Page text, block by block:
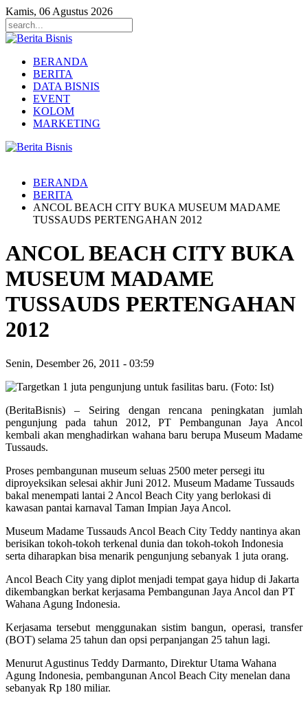
Kamis, 06 Agustus 2026
BERANDA
BERITA
DATA BISNIS
EVENT
KOLOM
MARKETING
BERANDA
BERITA
ANCOL BEACH CITY BUKA MUSEUM MADAME
TUSSAUDS PERTENGAHAN 2012
ANCOL BEACH CITY BUKA
MUSEUM MADAME
TUSSAUDS PERTENGAHAN
2012
Senin, Desember 26, 2011 - 03:59
(BeritaBisnis) – Seiring dengan rencana peningkatan jumlah
pengunjung pada tahun 2012, PT Pembangunan Jaya Ancol
kembali akan menghadirkan wahana baru berupa Museum Madame
Tussauds.
Proses pembangunan museum seluas 2500 meter persegi itu
diproyeksikan selesai akhir Juni 2012. Museum Madame Tussauds
bakal menempati lantai 2 Ancol Beach City yang berlokasi di
kawasan pantai karnaval Taman Impian Jaya Ancol.
Museum Madame Tussauds Ancol Beach City Teddy nantinya akan
berisikan tokoh-tokoh terkenal dunia dan tokoh-tokoh Indonesia
serta diharapkan bisa menarik pengunjung sebanyak 1 juta orang.
Ancol Beach City yang diplot menjadi tempat gaya hidup di Jakarta
dikembangkan berkat kerjasama Pembangunan Jaya Ancol dan PT
Wahana Agung Indonesia.
Kerjasama tersebut menggunakan sistim bangun, operasi, transfer
(BOT) selama 25 tahun dan opsi perpanjangan 25 tahun lagi.
Menurut Agustinus Teddy Darmanto, Direktur Utama Wahana
Agung Indonesia, pembangunan Ancol Beach City menelan dana
sebanyak Rp 180 miliar.